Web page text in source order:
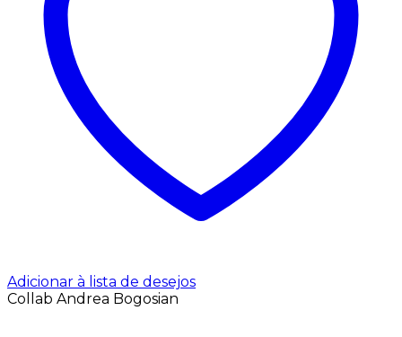
Adicionar à lista de desejos